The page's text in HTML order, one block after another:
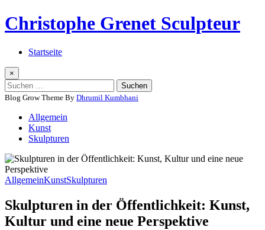
Christophe Grenet Sculpteur
Startseite
×
Suchen
nach:
Blog Grow Theme By Dhrumil Kumbhani
Allgemein
Kunst
Skulpturen
AllgemeinKunstSkulpturen
Skulpturen in der Öffentlichkeit: Kunst,
Kultur und eine neue Perspektive